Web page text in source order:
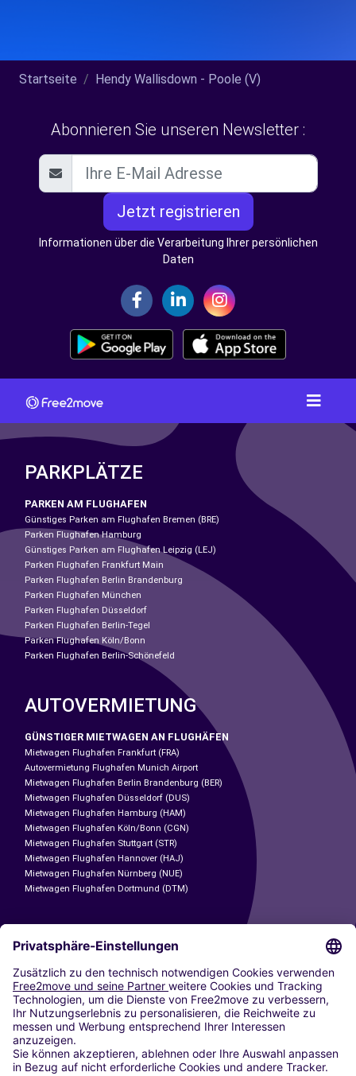
Startseite Hendy Wallisdown - Poole (V)
Abonnieren Sie unseren Newsletter :
Jetzt registrieren
Informationen über die Verarbeitung Ihrer persönlichen
Daten
PARKPLÄTZE
PARKEN AM FLUGHAFEN
Günstiges Parken am Flughafen Bremen (BRE)
Parken Flughafen Hamburg
Günstiges Parken am Flughafen Leipzig (LEJ)
Parken Flughafen Frankfurt Main
Parken Flughafen Berlin Brandenburg
Parken Flughafen München
Parken Flughafen Düsseldorf
Parken Flughafen Berlin-Tegel
Parken Flughafen Köln/Bonn
Parken Flughafen Berlin-Schönefeld
AUTOVERMIETUNG
GÜNSTIGER MIETWAGEN AN FLUGHÄFEN
Mietwagen Flughafen Frankfurt (FRA)
Autovermietung Flughafen Munich Airport
Mietwagen Flughafen Berlin Brandenburg (BER)
Mietwagen Flughafen Düsseldorf (DUS)
Mietwagen Flughafen Hamburg (HAM)
Mietwagen Flughafen Köln/Bonn (CGN)
Mietwagen Flughafen Stuttgart (STR)
Mietwagen Flughafen Hannover (HAJ)
Mietwagen Flughafen Nürnberg (NUE)
Mietwagen Flughafen Dortmund (DTM)
CARSHARING
UNSERE STÄDTE
Paris
Madrid
Washington DC
Mailand
Rom
Turin